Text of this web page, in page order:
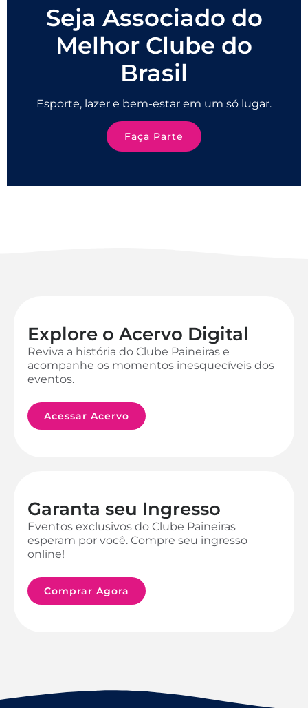
Seja Associado do
Melhor Clube do
Brasil
Esporte, lazer e bem-estar em um só lugar.
Faça Parte
Explore o Acervo Digital
Reviva a história do Clube Paineiras e
acompanhe os momentos inesquecíveis dos
eventos.
Acessar Acervo
Garanta seu Ingresso
Eventos exclusivos do Clube Paineiras
esperam por você. Compre seu ingresso
online!
Comprar Agora